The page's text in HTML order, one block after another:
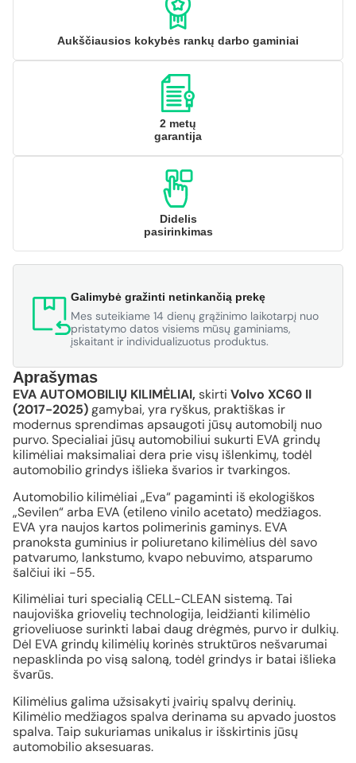
Aukščiausios kokybės rankų darbo gaminiai
2 metų
garantija
Didelis
pasirinkimas
Galimybė gražinti netinkančią prekę
Mes suteikiame 14 dienų grąžinimo laikotarpį nuo
pristatymo datos visiems mūsų gaminiams,
įskaitant ir individualizuotus produktus.
Aprašymas
EVA AUTOMOBILIŲ KILIMĖLIAI, skirti Volvo XC60 II
(2017-2025)gamybai, yra ryškus, praktiškas ir
modernus sprendimas apsaugoti jūsų automobilį nuo
purvo. Specialiai jūsų automobiliui sukurti EVA grindų
kilimėliai maksimaliai dera prie visų išlenkimų, todėl
automobilio grindys išlieka švarios ir tvarkingos.
Automobilio kilimėliai „Eva“ pagaminti iš ekologiškos
„Sevilen“ arba EVA (etileno vinilo acetato) medžiagos.
EVA yra naujos kartos polimerinis gaminys. EVA
pranoksta guminius ir poliuretano kilimėlius dėl savo
patvarumo, lankstumo, kvapo nebuvimo, atsparumo
šalčiui iki -55.
Kilimėliai turi specialią CELL-CLEAN sistemą. Tai
naujoviška griovelių technologija, leidžianti kilimėlio
grioveliuose surinkti labai daug drėgmės, purvo ir dulkių.
Dėl EVA grindų kilimėlių korinės struktūros nešvarumai
nepasklinda po visą saloną, todėl grindys ir batai išlieka
švarūs.
Kilimėlius galima užsisakyti įvairių spalvų derinių.
Kilimėlio medžiagos spalva derinama su apvado juostos
spalva. Taip sukuriamas unikalus ir išskirtinis jūsų
automobilio aksesuaras.